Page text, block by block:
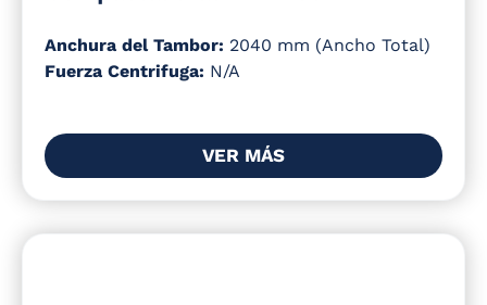
Anchura del Tambor: 2040 mm (Ancho Total)
Fuerza Centrifuga: N/A
VER MÁS